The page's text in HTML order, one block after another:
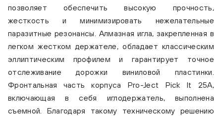
Pro-Ject Pick It 25A
позволяет обеспечить высокую прочность,
жесткость и минимизировать нежелательные
паразитные резонансы. Алмазная игла, закрепленная в
легком жестком держателе, обладает классическим
эллиптическим профилем и гарантирует точное
отслеживание дорожки виниловой пластинки.
Фронтальная часть корпуса Pro-Ject Pick It 25A,
включающая в себя иглодержатель, выполнена
съемной. Благодаря такому техническому решению